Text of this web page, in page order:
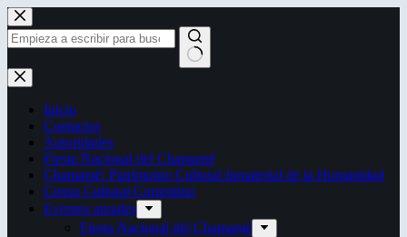
Saltar
al
contenido
Sin
resultados
Inicio
Contactos
Autoridades
Fiesta Nacional del Chamamé
Chamamé: Patrimonio Cultural Inmaterial de la Humanidad
Censo Cultural Correntino
Eventos anuales
Fiesta Nacional del Chamamé